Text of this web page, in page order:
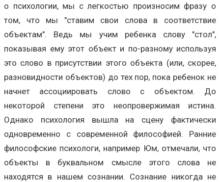
о психологии, мы с легкостью произносим фразу о
том, что мы "ставим свои слова в соответствие
объектам". Ведь мы учим ребенка слову "стол",
показывая ему этот объект и по-разному используя
это слово в присутствии этого объекта (или, скорее,
разновидности объектов) до тех пор, пока ребенок не
начнет ассоциировать слово с объектом. До
некоторой степени это неопровержимая истина.
Однако психология вышла на сцену фактически
одновременно с современной философией. Ранние
философские психологи, например Юм, отмечали, что
объекты в буквальном смысле этого слова не
находятся в нашем сознании. Сознание никогда не